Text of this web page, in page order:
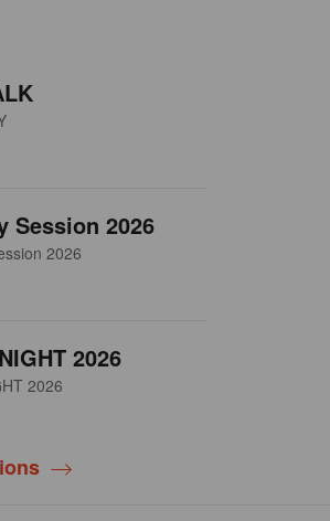
Session 2026
2026
2026
2026